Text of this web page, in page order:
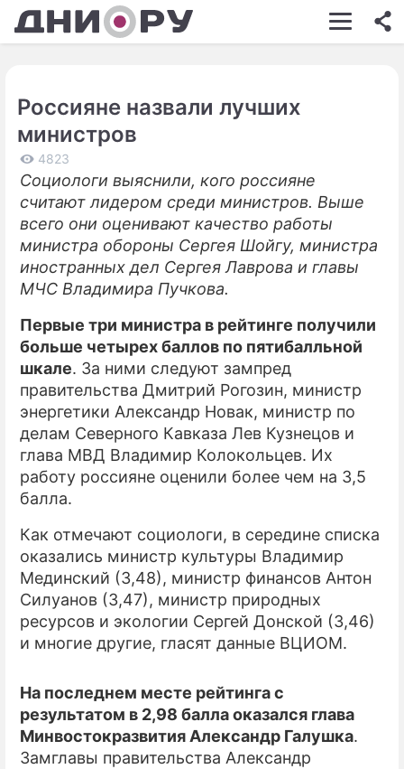
ШОУ-БИЗНЕС
КИНО
ЗДОРОВЬЕ
ЭКОНОМИКА
ПРОИСШЕСТВИЯ
СТИЛЬ ЖИЗНИ
СЕРИАЛЫ
ИГРЫ
ПРЕСС-РЕЛИЗЫ
О ПРОЕКТЕ
Россияне назвали лучших
министров
4823
Социологи выяснили, кого россияне
считают лидером среди министров. Выше
всего они оценивают качество работы
министра обороны Сергея Шойгу, министра
иностранных дел Сергея Лаврова и главы
МЧС Владимира Пучкова.
Первые три министра в рейтинге получили
больше четырех баллов по пятибалльной
шкале. За ними следуют зампред
правительства Дмитрий Рогозин, министр
энергетики Александр Новак, министр по
делам Северного Кавказа Лев Кузнецов и
глава МВД Владимир Колокольцев. Их
работу россияне оценили более чем на 3,5
балла.
Как отмечают социологи, в середине списка
оказались министр культуры Владимир
Мединский (3,48), министр финансов Антон
Силуанов (3,47), министр природных
ресурсов и экологии Сергей Донской (3,46)
и многие другие, гласят данные ВЦИОМ.
На последнем месте рейтинга с
результатом в 2,98 балла оказался глава
Минвостокразвития Александр Галушка.
Замглавы правительства Александр